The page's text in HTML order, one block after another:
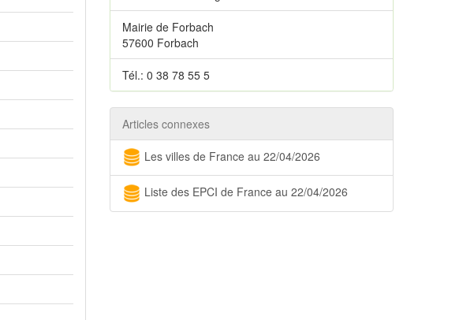
Mairie de Forbach
57600 Forbach
Tél.: 0 38 78 55 5
Articles connexes
Les villes de France au 22/04/2026
Liste des EPCI de France au 22/04/2026